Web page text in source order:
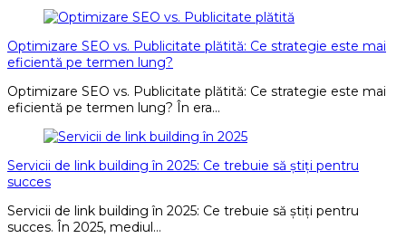
Optimizare SEO vs. Publicitate plătită: Ce strategie este mai
eficientă pe termen lung?
Optimizare SEO vs. Publicitate plătită: Ce strategie este mai
eficientă pe termen lung? În era…
Servicii de link building în 2025: Ce trebuie să știți pentru
succes
Servicii de link building în 2025: Ce trebuie să știți pentru
succes. În 2025, mediul…